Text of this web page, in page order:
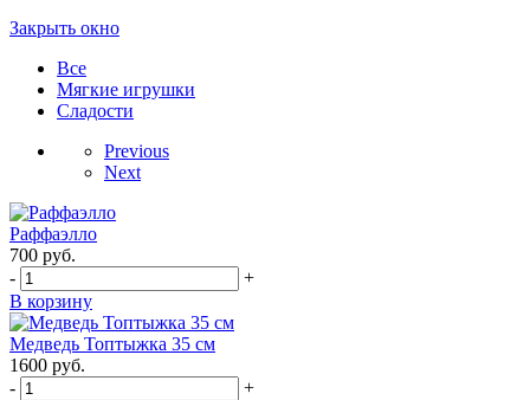
Закрыть окно
Все
Мягкие игрушки
Сладости
Previous
Next
Раффаэлло
700 руб.
-
+
В корзину
Медведь Топтыжка 35 см
1600 руб.
-
+